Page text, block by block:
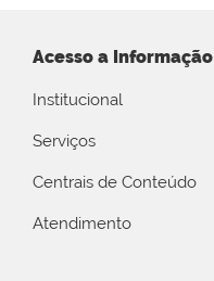
Acesso a Informação
Institucional
Serviços
Centrais de Conteúdo
Atendimento